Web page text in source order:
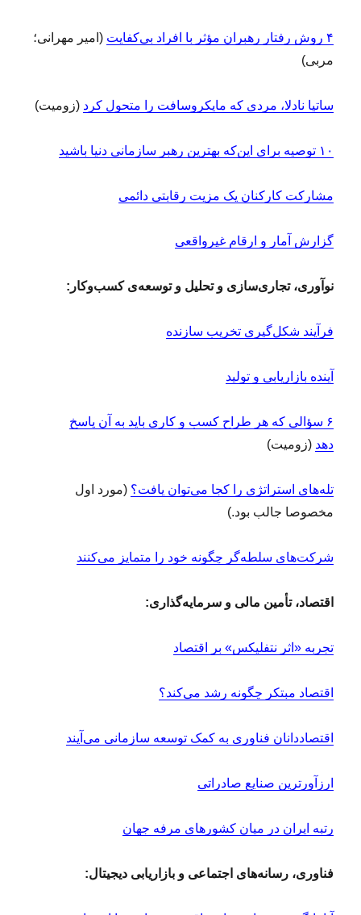
۴ روش رفتار رهبران مؤثر با افراد بی‌کفایت
(امیر مهرانی؛
مربی)
ساتیا نادلا، مردی که مایکروسافت را متحول کرد (زومیت)
۱۰ توصیه برای این‌که بهترین رهبر سازمانی دنیا باشید
مشارکت کارکنان یک مزیت رقابتی دائمی
گزارش آمار و ارقام غیرواقعی
نوآوری، تجاری‌سازی و تحلیل و توسعه‌ی کسب‌وکار:
فرآیند شکل‌گیری تخریب سازنده
آینده بازاریابی و تولید
۶ سؤالی که هر طراح کسب و کاری باید به آن پاسخ
دهد (زومیت)
تله‌های استراتژی را کجا می‌توان یافت؟ (مورد اول
مخصوصا جالب بود.)
شرکت‌های سلطه‌گر چگونه خود را متمایز می‌کنند
اقتصاد، تأمین مالی و سرمایه‌گذاری:
تجربه «اثر نتفلیکس» بر اقتصاد
اقتصاد مبتکر چگونه رشد می‌کند؟
اقتصاددانان فناوری به کمک توسعه سازمانی می‌آیند
ارزآورترین صنایع صادراتی
رتبه ایران در میان کشورهای مرفه جهان
فناوری، رسانه‌های اجتماعی و بازاریابی دیجیتال: